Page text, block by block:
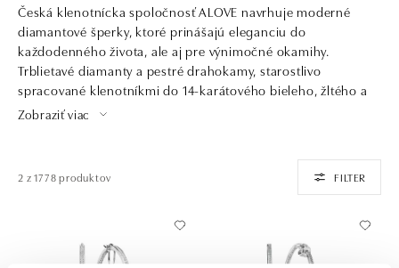
Česká klenotnícka spoločnosť ALOVE navrhuje moderné
diamantové šperky, ktoré prinášajú eleganciu do
každodenného života, ale aj pre výnimočné okamihy.
Trblietavé diamanty a pestré drahokamy, starostlivo
spracované klenotníkmi do 14-karátového bieleho, žltého a
ružového zlata, predstavujú ten najkrajší dar, ktorý poteší
Zobraziť viac
2 z 1778 produktov FILTER